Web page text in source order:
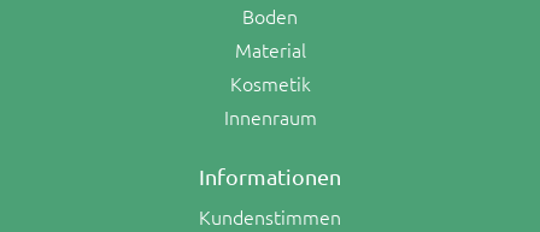
Boden
Material
Kosmetik
Innenraum
Informationen
Kundenstimmen